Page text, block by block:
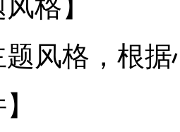
格】
风格，根